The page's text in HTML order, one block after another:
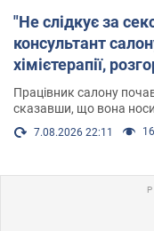
"Не слідкує за
консультант
хімієтерапії,
Працівник салону
сказавши, що вона
7.08.2026 22:11